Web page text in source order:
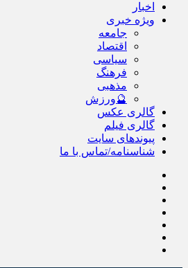
اخبار
ویژه خبری
جامعه
اقتصاد
سیاسی
فرهنگ
مذهبی
🔮ورزش
گالری عکس
گالری فیلم
پیوندهای سایت
شناسنامه/تماس با ما